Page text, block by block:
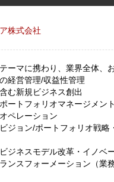
株式会社
ーマに携わり、業界全体、
経営管理/収益性管理
む新規ビジネス創出
ートフォリオマネージメント
ペレーション
ジョン/ポートフォリオ戦
ジネスモデル改革・イノ
ンスフォーメーション（